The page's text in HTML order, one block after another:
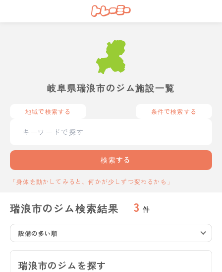
岐阜県瑞浪市のジム施設一覧
地域で検索する 条件で検索する
検索する
「身体を動かしてみると、何かが少しずつ変わるかも」
瑞浪市のジム検索結果 3 件
設備の多い順
瑞浪市のジムを探す